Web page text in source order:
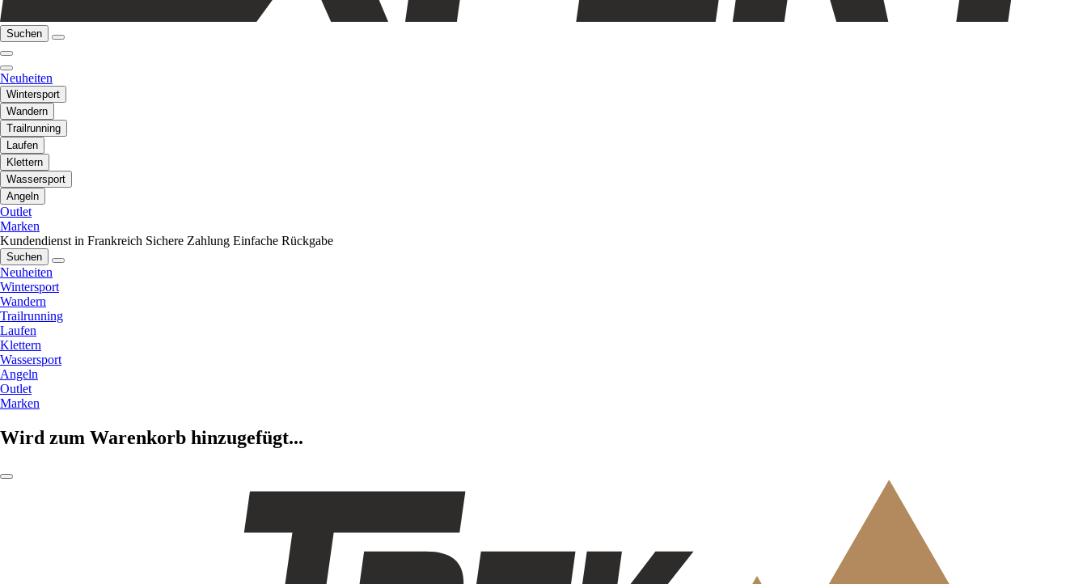
Suchen
Neuheiten
Wintersport
Wandern
Trailrunning
Laufen
Klettern
Wassersport
Angeln
Outlet
Marken
Kundendienst in Frankreich Sichere Zahlung Einfache Rückgabe
Suchen
Neuheiten
Wintersport
Wandern
Trailrunning
Laufen
Klettern
Wassersport
Angeln
Outlet
Marken
Wird zum Warenkorb hinzugefügt...